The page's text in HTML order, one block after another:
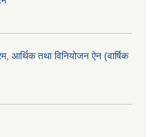
तथा विनियोजन ऐन (वार्षिक